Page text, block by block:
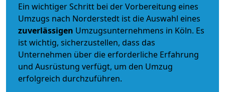
Ein wichtiger Schritt bei der Vorbereitung eines
Umzugs nach Norderstedt ist die Auswahl eines
zuverlässigen Umzugsunternehmens in Köln. Es
ist wichtig, sicherzustellen, dass das
Unternehmen über die erforderliche Erfahrung
und Ausrüstung verfügt, um den Umzug
erfolgreich durchzuführen.